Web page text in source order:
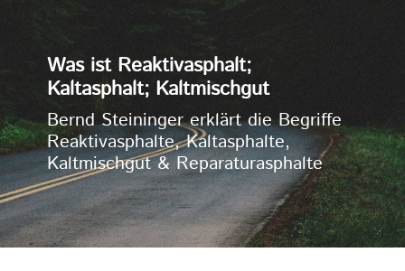
Was ist Reaktivasphalt;
Kaltasphalt; Kaltmischgut
Bernd Steininger erklärt die Begriffe
Reaktivasphalte, Kaltasphalte,
Kaltmischgut & Reparaturasphalte